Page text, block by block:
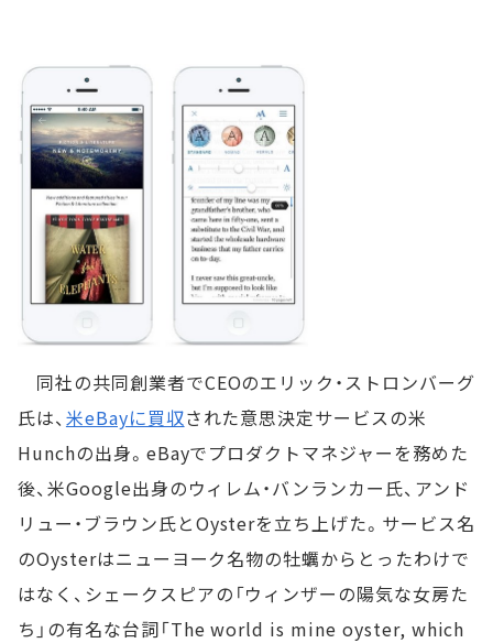
同社の共同創業者でCEOのエリック・ストロンバーグ
氏は、 米eBayに買収された意思決定サービスの米
Hunchの出身。eBayでプロダクトマネジャーを務めた
後、米Google出身のウィレム・バンランカー氏、アンド
リュー・ブラウン氏とOysterを立ち上げた。サービス名
のOysterはニューヨーク名物の牡蠣からとったわけで
はなく、シェークスピアの「ウィンザーの陽気な女房た
ち」の有名な台詞「The world is mine oyster, which